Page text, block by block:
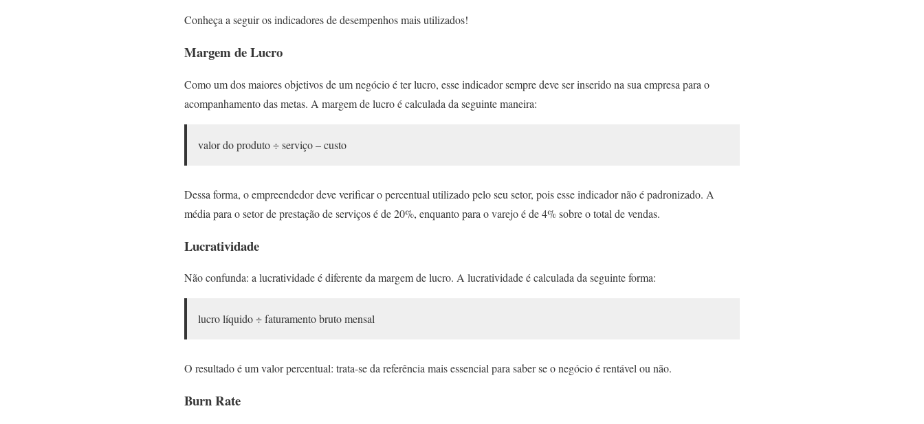
Conheça a seguir os indicadores de desempenhos mais utilizados!
Margem de Lucro
Como um dos maiores objetivos de um negócio é ter lucro, esse indicador sempre deve ser inserido na sua empresa para o
acompanhamento das metas. A margem de lucro é calculada da seguinte maneira:
valor do produto ÷ serviço – custo
Dessa forma, o empreendedor deve verificar o percentual utilizado pelo seu setor, pois esse indicador não é padronizado. A
média para o setor de prestação de serviços é de 20%, enquanto para o varejo é de 4% sobre o total de vendas.
Lucratividade
Não confunda: a lucratividade é diferente da margem de lucro. A lucratividade é calculada da seguinte forma:
lucro líquido ÷ faturamento bruto mensal
O resultado é um valor percentual: trata-se da referência mais essencial para saber se o negócio é rentável ou não.
Burn Rate